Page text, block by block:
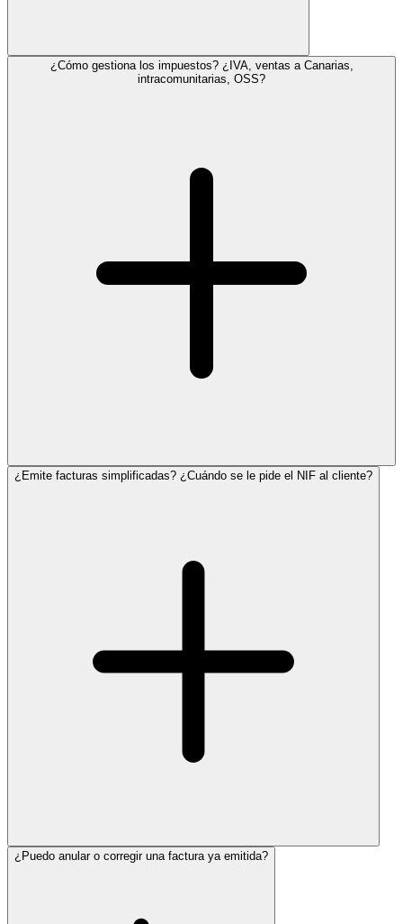
¿Cómo gestiona los impuestos? ¿IVA, ventas a Canarias,
intracomunitarias, OSS?
¿Emite facturas simplificadas? ¿Cuándo se le pide el NIF al cliente?
¿Puedo anular o corregir una factura ya emitida?